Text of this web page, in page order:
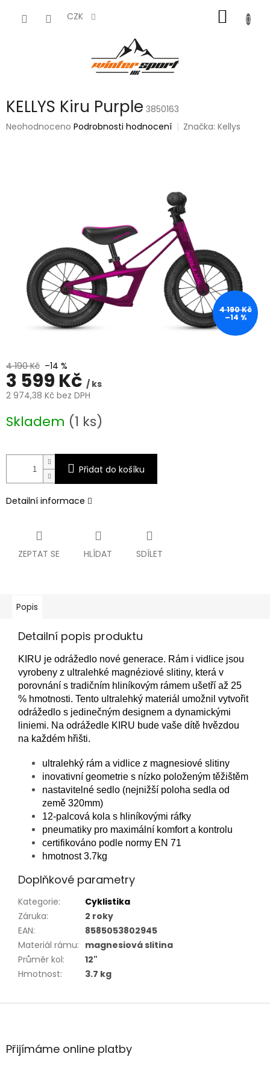
CZK
KOŠÍK
KELLYS Kiru Purple 3850163
Průměrné
Neohodnoceno Podrobnosti hodnocení Značka:Kellys
4 190 Kč
–14 %
4 190 Kč –14 %
3 599 Kč / ks
2 974,38 Kč bez DPH
cena:
Skladem (1 ks)
Přidat do košíku
Detailní informace
ZEPTAT SE HLÍDAT SDÍLET
Popis
Detailní popis produktu
KIRU je odrážedlo nové generace. Rám i vidlice jsou
vyrobeny z ultralehké magnéziové slitiny, která v
porovnání s tradičním hliníkovým rámem ušetří až 25
% hmotnosti. Tento ultralehký materiál umožnil vytvořit
odrážedlo s jedinečným designem a dynamickými
liniemi. Na odrážedle KIRU bude vaše dítě hvězdou
na každém hřišti.
ultralehký rám a vidlice z magnesiové slitiny
inovativní geometrie s nízko položeným těžištěm
nastavitelné sedlo (nejnižší poloha sedla od
země 320mm)
12-palcová kola s hliníkovými ráfky
pneumatiky pro maximální komfort a kontrolu
certifikováno podle normy EN 71
hmotnost 3.7kg
Doplňkové parametry
Kategorie:
Cyklistika
Záruka:
2 roky
EAN:
8585053802945
Materiál rámu: magnesiová slitina
Průměr kol:
12"
Hmotnost: 3.7 kg
Z
aPřijímáme online platby